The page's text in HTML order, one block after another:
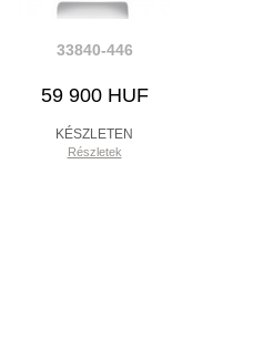
33840-446
59 900 HUF
KÉSZLETEN
Részletek